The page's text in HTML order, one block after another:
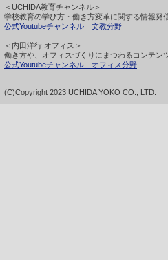
＜UCHIDA教育チャンネル＞
学校教育の学び方・働き方変革に関する情報発
公式Youtubeチャンネル 文教分野
＜内田洋行 オフィス＞
働き方や、オフィスづくりにまつわるコンテン
公式Youtubeチャンネル オフィス分野
(C)Copyright 2023 UCHIDA YOKO CO., LTD.